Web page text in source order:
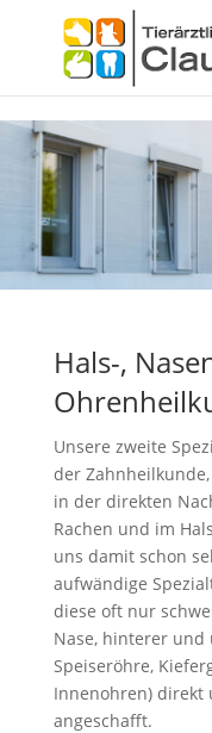
Skip to content
Hals-,
Unsere zweite
der
in der direkten
Rachen und im
uns damit schon
aufwändige
diese oft nur
Nase, hinterer und
Speiseröhre,
Innenohren) direkt
angeschafft.